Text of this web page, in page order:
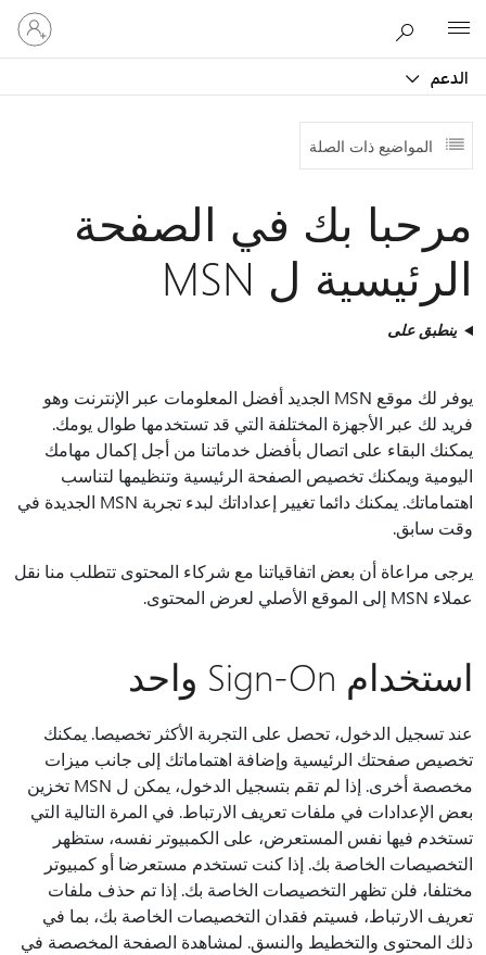
الدعم
تسجيل
الدخول
إلى
المواضيع ذات الصلة
مرحبا بك في الصفحة
الرئيسية ل MSN
ينطبق على
يوفر لك موقع MSN الجديد أفضل المعلومات عبر الإنترنت وهو
فريد لك عبر الأجهزة المختلفة التي قد تستخدمها طوال يومك.
يمكنك البقاء على اتصال بأفضل خدماتنا من أجل إكمال مهامك
اليومية ويمكنك تخصيص الصفحة الرئيسية وتنظيمها لتناسب
اهتماماتك. يمكنك دائما تغيير إعداداتك لبدء تجربة MSN الجديدة في
وقت سابق.
يرجى مراعاة أن بعض اتفاقياتنا مع شركاء المحتوى تتطلب منا نقل
عملاء MSN إلى الموقع الأصلي لعرض المحتوى.
استخدام Sign-On واحد
عند تسجيل الدخول، تحصل على التجربة الأكثر تخصيصا. يمكنك
تخصيص صفحتك الرئيسية وإضافة اهتماماتك إلى جانب ميزات
مخصصة أخرى. إذا لم تقم بتسجيل الدخول، يمكن ل MSN تخزين
بعض الإعدادات في ملفات تعريف الارتباط. في المرة التالية التي
تستخدم فيها نفس المستعرض، على الكمبيوتر نفسه، ستظهر
التخصيصات الخاصة بك. إذا كنت تستخدم مستعرضا أو كمبيوتر
مختلفا، فلن تظهر التخصيصات الخاصة بك. إذا تم حذف ملفات
تعريف الارتباط، فسيتم فقدان التخصيصات الخاصة بك، بما في
ذلك المحتوى والتخطيط والنسق. لمشاهدة الصفحة المخصصة في